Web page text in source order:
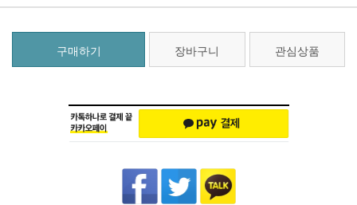
구매하기 장바구니 관심상품